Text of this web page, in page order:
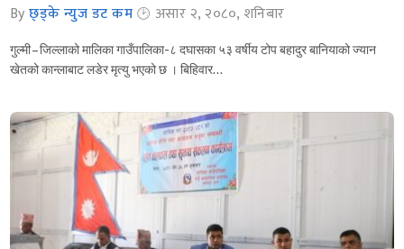
By छ्ड्के न्युज डट कम असार २, २०८०, शनिबार
गुल्मी – जिल्लाको मालिका गाउँपालिका-८ दघासका ५३ वर्षीय टोप बहादुर बानियाको ज्यान
खेतको कान्लाबाट लडेर मृत्यु भएको छ । बिहिवार…